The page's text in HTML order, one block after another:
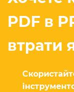
PDF в
втрати